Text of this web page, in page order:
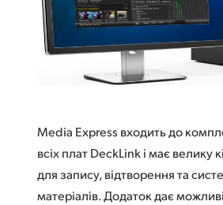
Характеристики
Finland
France
India
Italy
Media Express входить до
всіх плат DeckLink і має велику
для запису, відтворення та
матеріалів. Додаток дає